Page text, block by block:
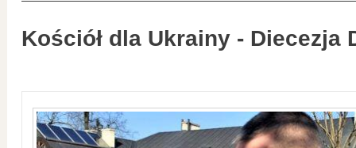
Kościół dla Ukrainy - Diecezja